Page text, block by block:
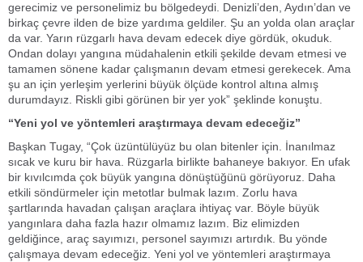
gerecimiz ve personelimiz bu bölgedeydi. Denizli’den, Aydın’dan ve
birkaç çevre ilden de bize yardıma geldiler. Şu an yolda olan araçlar
da var. Yarın rüzgarlı hava devam edecek diye gördük, okuduk.
Ondan dolayı yangına müdahalenin etkili şekilde devam etmesi ve
tamamen sönene kadar çalışmanın devam etmesi gerekecek. Ama
şu an için yerleşim yerlerini büyük ölçüde kontrol altına almış
durumdayız. Riskli gibi görünen bir yer yok” şeklinde konuştu.
“Yeni yol ve yöntemleri araştırmaya devam edeceğiz”
Başkan Tugay, “Çok üzüntülüyüz bu olan bitenler için. İnanılmaz
sıcak ve kuru bir hava. Rüzgarla birlikte bahaneye bakıyor. En ufak
bir kıvılcımda çok büyük yangına dönüştüğünü görüyoruz. Daha
etkili söndürmeler için metotlar bulmak lazım. Zorlu hava
şartlarında havadan çalışan araçlara ihtiyaç var. Böyle büyük
yangınlara daha fazla hazır olmamız lazım. Biz elimizden
geldiğince, araç sayımızı, personel sayımızı artırdık. Bu yönde
çalışmaya devam edeceğiz. Yeni yol ve yöntemleri araştırmaya